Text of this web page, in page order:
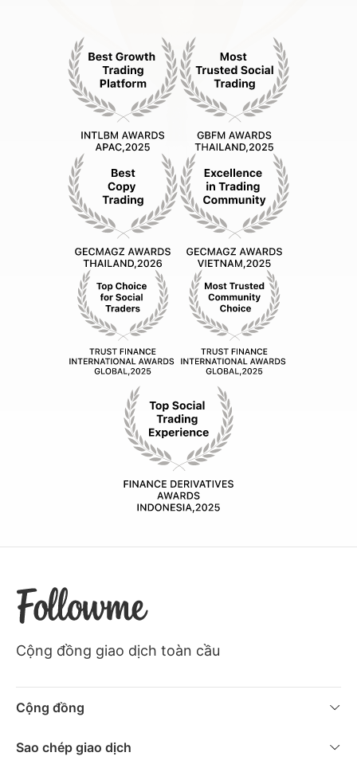
Cộng đồng giao dịch toàn cầu
Cộng đồng
Mới Nhất
Sao chép giao dịch